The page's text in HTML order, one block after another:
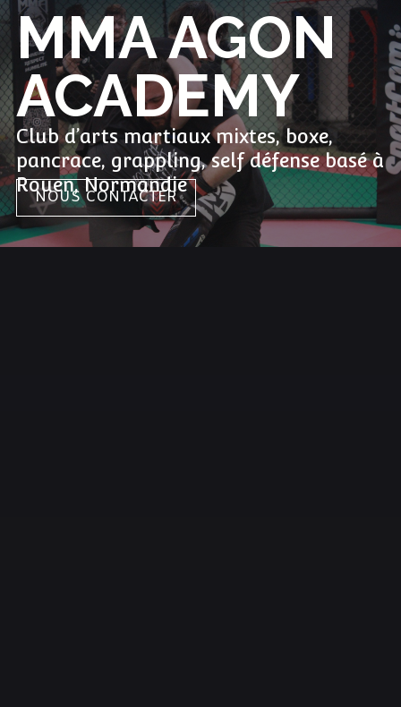
MMA AGON
ACADEMY
Club d’arts martiaux mixtes, boxe,
pancrace, grappling, self défense basé à
Rouen, Normandie
NOUS CONTACTER